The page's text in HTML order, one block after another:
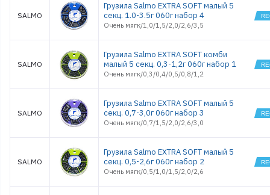
SALMO
Грузила Salmo EXTRA SOFT малый 5
секц. 1.0-3.5г 060г набор 4
Очень мягк/1,0/1,5/2,0/2,6/3,5
SALMO
Грузила Salmo EXTRA SOFT комби
малый 5 секц. 0,3-1,2г 060г набор 1
Очень мягк/0,3/0,4/0,5/0,8/1,2
SALMO
Грузила Salmo EXTRA SOFT малый 5
секц. 0,7-3,0г 060г набор 3
Очень мягк/0,7/1,5/2,0/2,6/3,0
SALMO
Грузила Salmo EXTRA SOFT малый 5
секц. 0,5-2,6г 060г набор 2
Очень мягк/0,5/1,0/1,5/2,0/2,6